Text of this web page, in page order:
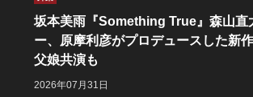
坂本美雨『Something True』森山直
ー、原摩利彦がプロデュースした新
父娘共演も
2026年07月31日